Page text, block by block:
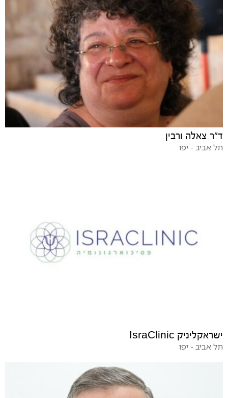
ד"ר צאלה ורבין
תל אביב - יפו
ישראקליניק IsraClinic
תל אביב - יפו